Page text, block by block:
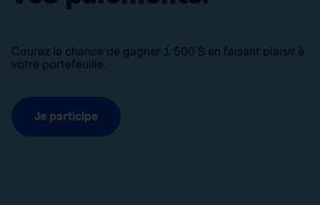
Courez la chance de gagner 1 500 $ en faisant plaisir à
votre portefeuille.
Je participe